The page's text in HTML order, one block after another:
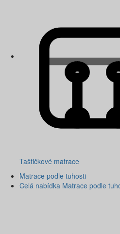
Taštičkové matrace
Matrace podle tuhosti
Celá nabídka Matrace podle